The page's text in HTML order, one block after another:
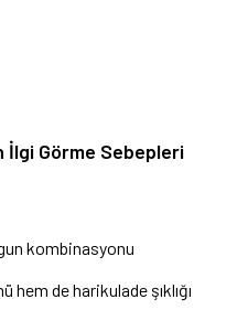
İlgi Görme Sebepleri
kombinasyonu
de harikulade şıklığı